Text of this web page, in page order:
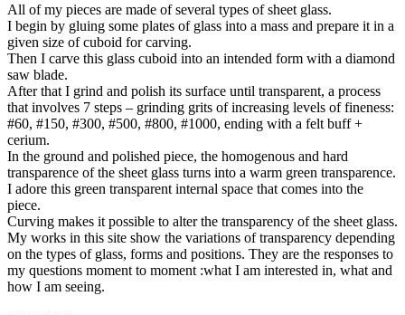
All of my pieces are made of several types of sheet glass.
I begin by gluing some plates of glass into a mass and prepare it in a
given size of cuboid for carving.
Then I carve this glass cuboid into an intended form with a diamond
saw blade.
After that I grind and polish its surface until transparent, a process
that involves 7 steps – grinding grits of increasing levels of fineness:
#60, #150, #300, #500, #800, #1000, ending with a felt buff +
cerium.
In the ground and polished piece, the homogenous and hard
transparence of the sheet glass turns into a warm green transparence.
I adore this green transparent internal space that comes into the
piece.
Curving makes it possible to alter the transparency of the sheet glass.
My works in this site show the variations of transparency depending
on the types of glass, forms and positions. They are the responses to
my questions moment to moment :what I am interested in, what and
how I am seeing.